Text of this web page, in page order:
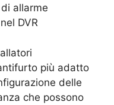
allarme
DVR
più adatto
delle
che possono